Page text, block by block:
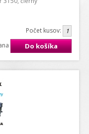
Počet kusov:
Do košíka
A4